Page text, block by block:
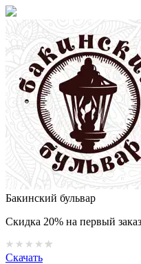
Бакинский бульвар
Скидка 20% на первый
Скачать